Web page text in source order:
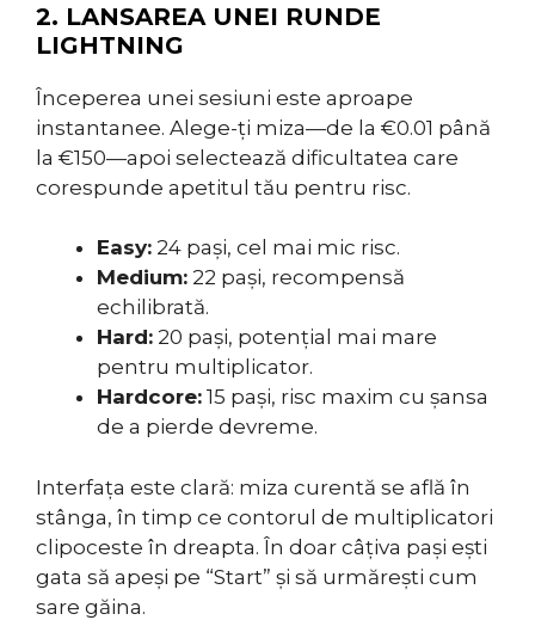
2. LANSAREA UNEI RUNDE
LIGHTNING
Începerea unei sesiuni este aproape
instantanee. Alege-ți miza—de la €0.01 până
la €150—apoi selectează dificultatea care
corespunde apetitul tău pentru risc.
Easy: 24 pași, cel mai mic risc.
Medium: 22 pași, recompensă
echilibrată.
Hard: 20 pași, potențial mai mare
pentru multiplicator.
Hardcore: 15 pași, risc maxim cu șansa
de a pierde devreme.
Interfața este clară: miza curentă se află în
stânga, în timp ce contorul de multiplicatori
clipoceste în dreapta. În doar câțiva pași ești
gata să apeși pe “Start” și să urmărești cum
sare găina.